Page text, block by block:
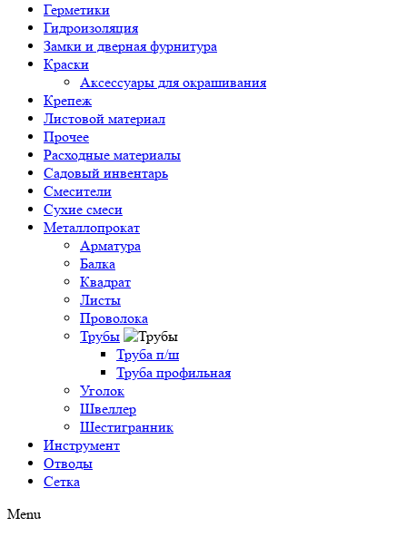
Герметики
Гидроизоляция
Замки и дверная фурнитура
Краски
Аксессуары для окрашивания
Крепеж
Листовой материал
Прочее
Расходные материалы
Садовый инвентарь
Смесители
Сухие смеси
Металлопрокат
Арматура
Балка
Квадрат
Листы
Проволока
Трубы
Труба п/ш
Труба профильная
Уголок
Швеллер
Шестигранник
Инструмент
Отводы
Сетка
Menu